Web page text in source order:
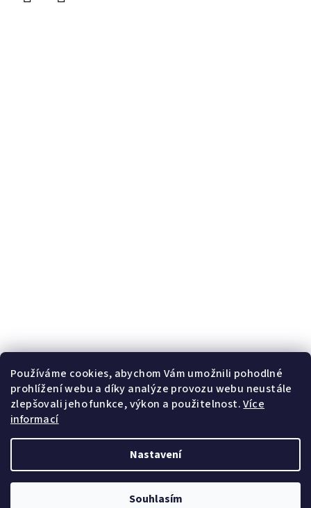
Používáme cookies, abychom Vám umožnili pohodlné
prohlížení webu a díky analýze provozu webu neustále
zlepšovali jeho funkce, výkon a použitelnost.Více
informací
Nastavení
Souhlasím
Copyright 2026Happy Face Prague. Všechna práva
vyhrazena.
Vytvořil Shoptet